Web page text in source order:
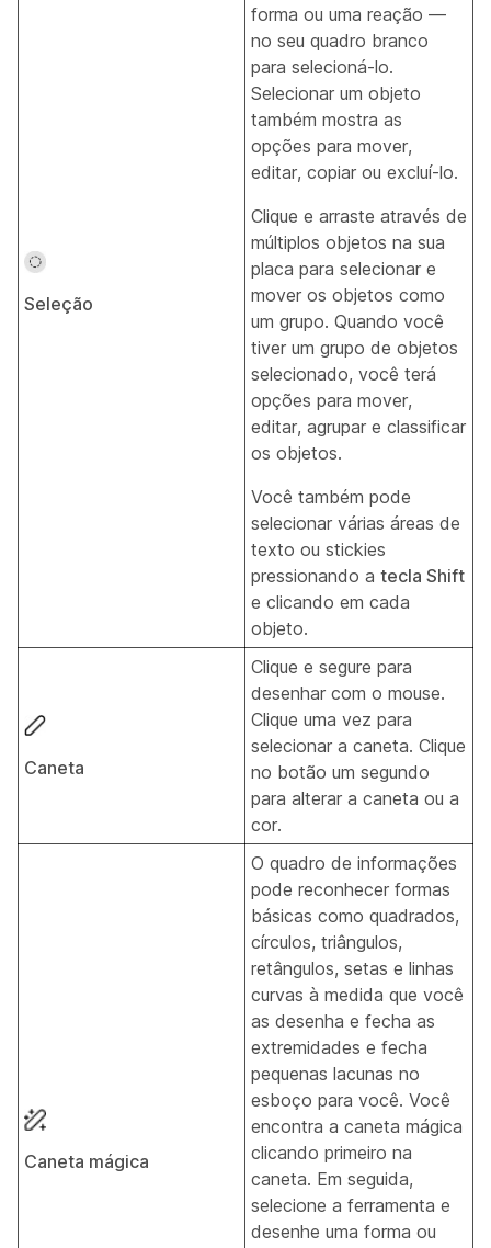
Seleção
forma ou uma reação —
no seu quadro branco
para selecioná-lo.
Selecionar um objeto
também mostra as
opções para mover,
editar, copiar ou excluí-lo.
Clique e arraste através de
múltiplos objetos na sua
placa para selecionar e
mover os objetos como
um grupo. Quando você
tiver um grupo de objetos
selecionado, você terá
opções para mover,
editar, agrupar e classificar
os objetos.
Você também pode
selecionar várias áreas de
texto ou stickies
pressionando a tecla Shift
e clicando em cada
objeto.
Caneta
Clique e segure para
desenhar com o mouse.
Clique uma vez para
selecionar a caneta. Clique
no botão um segundo
para alterar a caneta ou a
cor.
Caneta mágica
O quadro de informações
pode reconhecer formas
básicas como quadrados,
círculos, triângulos,
retângulos, setas e linhas
curvas à medida que você
as desenha e fecha as
extremidades e fecha
pequenas lacunas no
esboço para você. Você
encontra a caneta mágica
clicando primeiro na
caneta. Em seguida,
selecione a ferramenta e
desenhe uma forma ou